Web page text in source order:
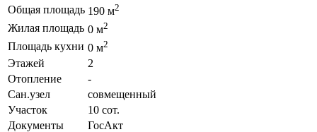
Общая площадь 190 м2
Жилая площадь 0 м2
Площадь кухни 0 м2
Этажей
2
Отопление
-
Сан.узел
совмещенный
Участок
10 сот.
Документы
ГосАкт